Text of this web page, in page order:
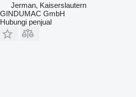
Jerman, Kaiserslautern
GINDUMAC GmbH
Hubungi penjual